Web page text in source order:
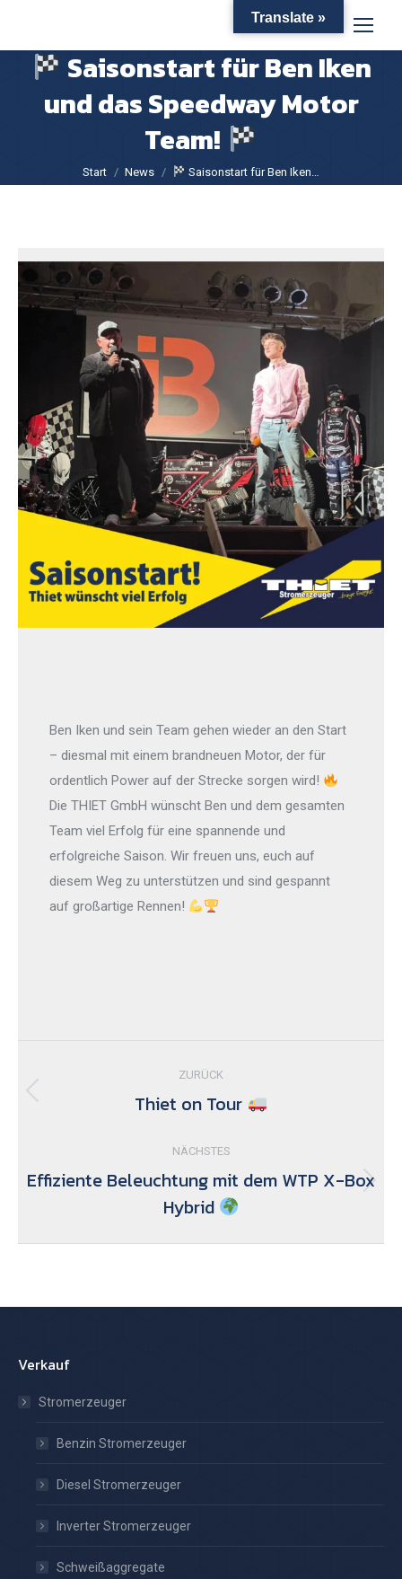
Saisonstart für Ben Iken
und das Speedway Motor
Team!
Sie befinden sich hier:
Start News Saisonstart für Ben Iken…
Ben Iken und sein Team gehen wieder an den Start
– diesmal mit einem brandneuen Motor, der für
ordentlich Power auf der Strecke sorgen wird!
Die THIET GmbH wünscht Ben und dem gesamten
Team viel Erfolg für eine spannende und
erfolgreiche Saison. Wir freuen uns, euch auf
diesem Weg zu unterstützen und sind gespannt
auf großartige Rennen!
ZURÜCK
Vorheriger
Thiet on Tour
NÄCHSTES
Nächster
Beitrag:
Effiziente Beleuchtung mit dem WTP X-Box
Hybrid
Verkauf
Stromerzeuger
Benzin Stromerzeuger
Diesel Stromerzeuger
Inverter Stromerzeuger
Schweißaggregate
Translate »